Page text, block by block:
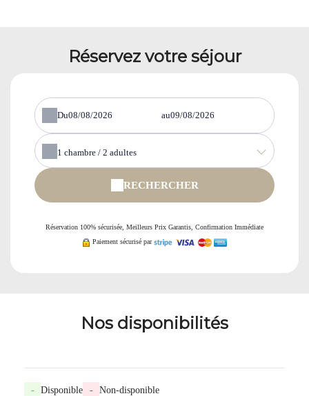
Réservez votre séjour
Du au
1 chambre / 2 adultes
RECHERCHER
Réservation 100% sécurisée, Meilleurs Prix Garantis, Confirmation Immédiate
Paiement sécurisé par
Nos disponibilités
- Disponible - Non-disponible